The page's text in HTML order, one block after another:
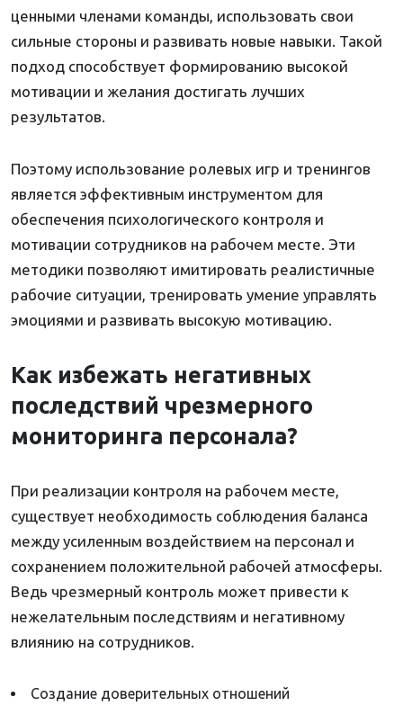
ценными членами команды, использовать свои
сильные стороны и развивать новые навыки. Такой
подход способствует формированию высокой
мотивации и желания достигать лучших
результатов.
Поэтому использование ролевых игр и тренингов
является эффективным инструментом для
обеспечения психологического контроля и
мотивации сотрудников на рабочем месте. Эти
методики позволяют имитировать реалистичные
рабочие ситуации, тренировать умение управлять
эмоциями и развивать высокую мотивацию.
Как избежать негативных
последствий чрезмерного
мониторинга персонала?
При реализации контроля на рабочем месте,
существует необходимость соблюдения баланса
между усиленным воздействием на персонал и
сохранением положительной рабочей атмосферы.
Ведь чрезмерный контроль может привести к
нежелательным последствиям и негативному
влиянию на сотрудников.
Создание доверительных отношений